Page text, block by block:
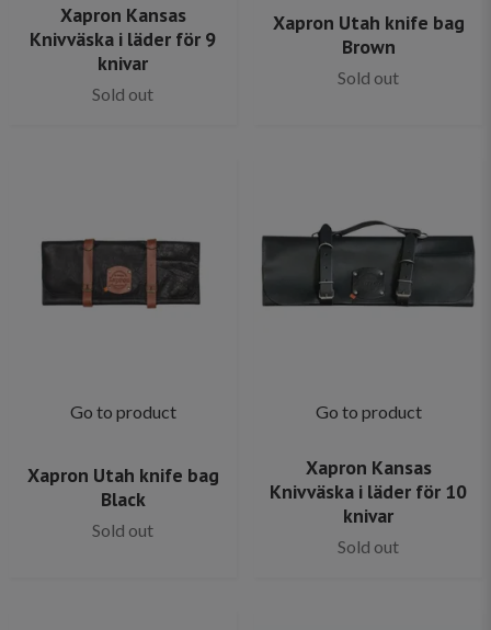
Xapron Kansas
Knivväska i läder för 9
knivar
Sold out
Xapron Utah knife bag
Brown
Sold out
Go to product
Xapron Utah knife bag
Black
Sold out
Go to product
Xapron Kansas
Knivväska i läder för 10
knivar
Sold out